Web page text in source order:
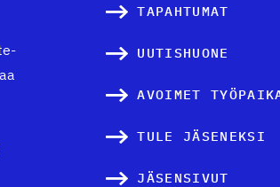
TAPAHTUMAT
UUTISHUONE
AVOIMET
TULE JÄSENEKSI
JÄSENSIVUT